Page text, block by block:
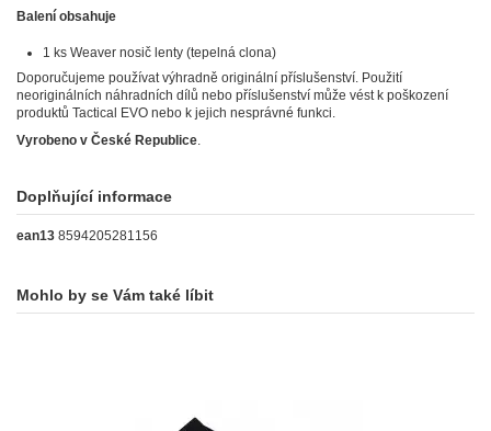
Balení obsahuje
1 ks Weaver nosič lenty (tepelná clona)
Doporučujeme používat výhradně originální příslušenství. Použití
neoriginálních náhradních dílů nebo příslušenství může vést k poškození
produktů Tactical EVO nebo k jejich nesprávné funkci.
Vyrobeno v České Republice.
Doplňující informace
ean13 8594205281156
Mohlo by se Vám také líbit